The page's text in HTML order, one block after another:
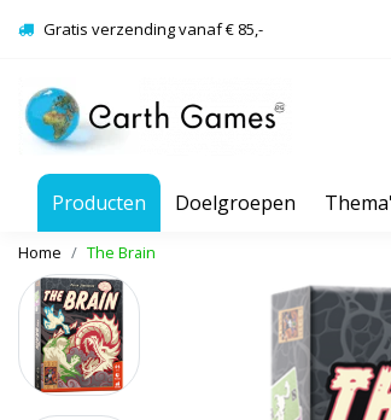
Gratis verzending vanaf € 85,-
Producten Doelgroepen
Home The Brain